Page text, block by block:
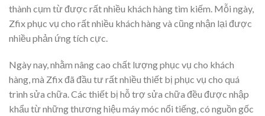
thành cụm từ được rất nhiều khách hàng tìm kiếm. Mỗi ngày,
Zfix phục vụ cho rất nhiều khách hàng và cũng nhận lại được
nhiều phản ứng tích cực.
Ngày nay, nhằm nâng cao chất lượng phục vụ cho khách
hàng, mà Zfix đã đầu tư rất nhiều thiết bị phục vụ cho quá
trình sửa chữa. Các thiết bị hỗ trợ sửa chữa đều được nhập
khẩu từ những thương hiệu máy móc nổi tiếng, có nguồn gốc